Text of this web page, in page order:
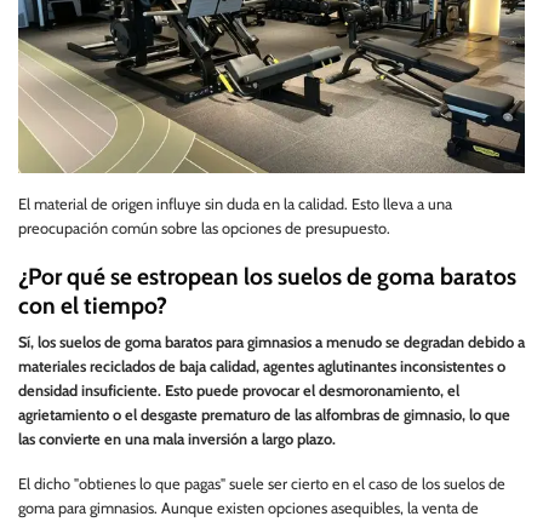
El material de origen influye sin duda en la calidad. Esto lleva a una
preocupación común sobre las opciones de presupuesto.
¿Por qué se estropean los suelos de goma baratos
con el tiempo?
Sí, los suelos de goma baratos para gimnasios a menudo se degradan debido a
materiales reciclados de baja calidad, agentes aglutinantes inconsistentes o
densidad insuficiente. Esto puede provocar el desmoronamiento, el
agrietamiento o el desgaste prematuro de las alfombras de gimnasio, lo que
las convierte en una mala inversión a largo plazo.
El dicho "obtienes lo que pagas" suele ser cierto en el caso de los suelos de
goma para gimnasios. Aunque existen opciones asequibles, la venta de